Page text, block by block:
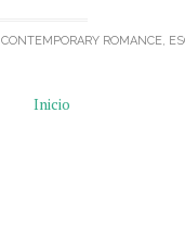
CONTEMPORARY ROMANCE,
Inicio